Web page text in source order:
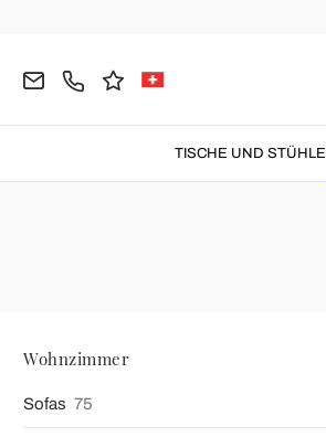
TISCHE UND STÜHLE
Wohnzimmer
Sofas 75